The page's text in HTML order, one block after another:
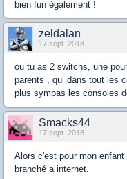
bien fun également !
zeldalan
17 sept. 2018
ou tu as 2 switchs, une
parents , qui dans tout les
plus sympas les consoles
Smacks44
17 sept. 2018
Alors c'est pour mon
branché a internet.